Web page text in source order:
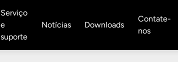
Serviço
e
suporte
Notícias Downloads
Contate-
nos